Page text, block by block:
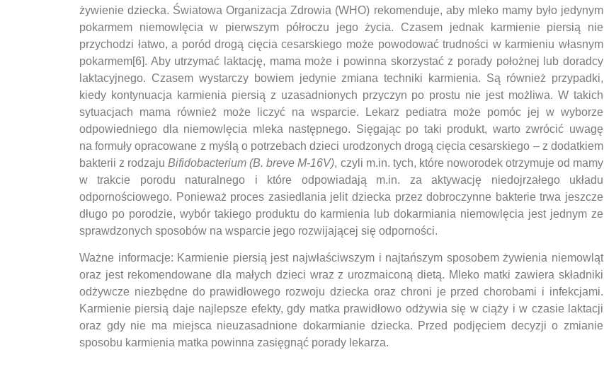
żywienie dziecka. Światowa Organizacja Zdrowia (WHO) rekomenduje, aby mleko mamy było jedynym
pokarmem niemowlęcia w pierwszym półroczu jego życia. Czasem jednak karmienie piersią nie
przychodzi łatwo, a poród drogą cięcia cesarskiego może powodować trudności w karmieniu własnym
pokarmem[6]. Aby utrzymać laktację, mama może i powinna skorzystać z porady położnej lub doradcy
laktacyjnego. Czasem wystarczy bowiem jedynie zmiana techniki karmienia. Są również przypadki,
kiedy kontynuacja karmienia piersią z uzasadnionych przyczyn po prostu nie jest możliwa. W takich
sytuacjach mama również może liczyć na wsparcie. Lekarz pediatra może pomóc jej w wyborze
odpowiedniego dla niemowlęcia mleka następnego. Sięgając po taki produkt, warto zwrócić uwagę
na formuły opracowane z myślą o potrzebach dzieci urodzonych drogą cięcia cesarskiego – z dodatkiem
bakterii z rodzajuBifidobacterium (B. breve M-16V), czyli m.in. tych, które noworodek otrzymuje od mamy
w trakcie porodu naturalnego i które odpowiadają m.in. za aktywację niedojrzałego układu
odpornościowego. Ponieważ proces zasiedlania jelit dziecka przez dobroczynne bakterie trwa jeszcze
długo po porodzie, wybór takiego produktu do karmienia lub dokarmiania niemowlęcia jest jednym ze
sprawdzonych sposobów na wsparcie jego rozwijającej się odporności.
Ważne informacje: Karmienie piersią jest najwłaściwszym i najtańszym sposobem żywienia niemowląt
oraz jest rekomendowane dla małych dzieci wraz z urozmaiconą dietą. Mleko matki zawiera składniki
odżywcze niezbędne do prawidłowego rozwoju dziecka oraz chroni je przed chorobami i infekcjami.
Karmienie piersią daje najlepsze efekty, gdy matka prawidłowo odżywia się w ciąży i w czasie laktacji
oraz gdy nie ma miejsca nieuzasadnione dokarmianie dziecka. Przed podjęciem decyzji o zmianie
sposobu karmienia matka powinna zasięgnąć porady lekarza.